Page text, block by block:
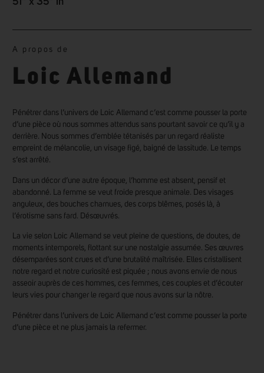
A propos de
Loic Allemand
Pénétrer dans l’univers de Loic Allemand c’est comme pousser la porte
d’une pièce où nous sommes attendus sans pourtant savoir ce qu’il y a
derrière. Nous sommes d’emblée tétanisés par un regard réaliste
empreint de mélancolie, un visage figé, baigné de lassitude. Le temps
s’est arrêté.
Dans un décor d’une autre époque, l’homme est absent, pensif et
abandonné. La femme se veut froide presque animale. Des visages
anguleux, des bouches charnues, des corps blêmes, posés là, à
l’érotisme sans fard. Désœuvrés.
La vie selon Loic Allemand se veut pleine de questions, de doutes, de
moments intemporels, flottant sur une nostalgie assumée. Ses œuvres
désemparées sont crues et d’une brutalité maîtrisée. Elles cristallisent
notre regard et notre curiosité est piquée ; nous avons envie de nous
asseoir auprès de ces hommes, ces femmes, ces couples et d’écouter
leurs vies pour changer le regard que nous avons sur la nôtre.
Pénétrer dans l’univers de Loic Allemand c’est comme pousser la porte
d’une pièce et ne plus jamais la refermer.